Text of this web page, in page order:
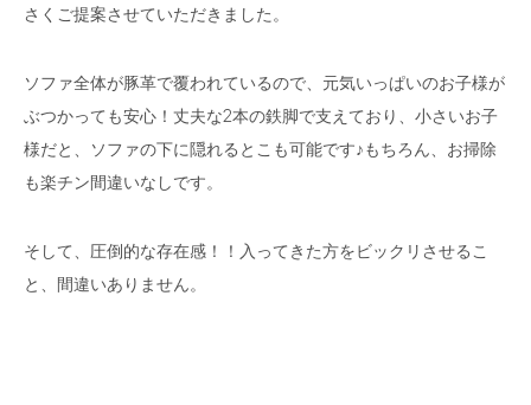
さくご提案させていただきました。
ソファ全体が豚革で覆われているので、元気いっぱいのお子様が
ぶつかっても安心！丈夫な2本の鉄脚で支えており、小さいお子
様だと、ソファの下に隠れるとこも可能です♪もちろん、お掃除
も楽チン間違いなしです。
そして、圧倒的な存在感！！入ってきた方をビックリさせるこ
と、間違いありません。